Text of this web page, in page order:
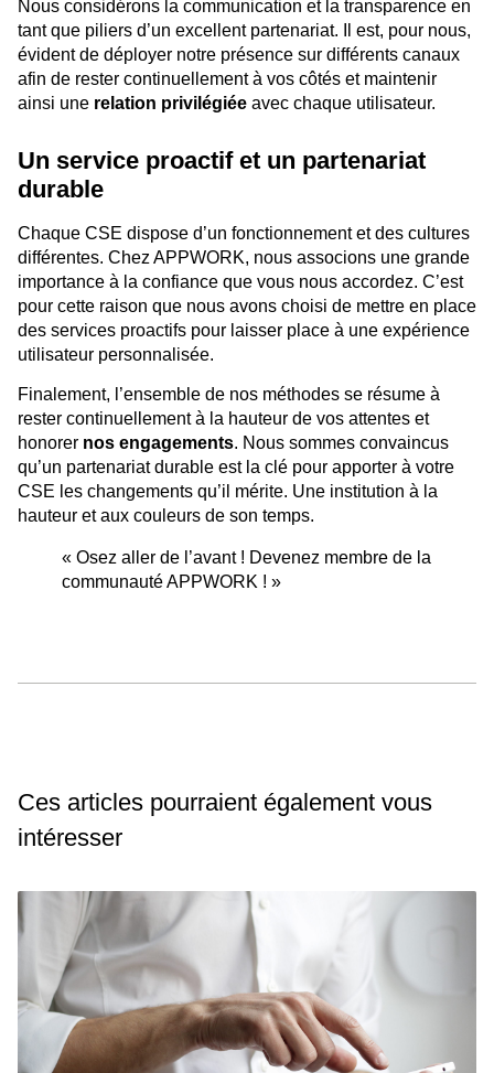
Nous considérons la communication et la transparence en
tant que piliers d’un excellent partenariat. Il est, pour nous,
évident de déployer notre présence sur différents canaux
afin de rester continuellement à vos côtés et maintenir
ainsi une relation privilégiée avec chaque utilisateur.
Un service proactif et un partenariat
durable
Chaque CSE dispose d’un fonctionnement et des cultures
différentes. Chez APPWORK, nous associons une grande
importance à la confiance que vous nous accordez. C’est
pour cette raison que nous avons choisi de mettre en place
des services proactifs pour laisser place à une expérience
utilisateur personnalisée.
Finalement, l’ensemble de nos méthodes se résume à
rester continuellement à la hauteur de vos attentes et
honorer nos engagements. Nous sommes convaincus
qu’un partenariat durable est la clé pour apporter à votre
CSE les changements qu’il mérite. Une institution à la
hauteur et aux couleurs de son temps.
« Osez aller de l’avant ! Devenez membre de la
communauté APPWORK ! »
Ces articles pourraient également vous
intéresser